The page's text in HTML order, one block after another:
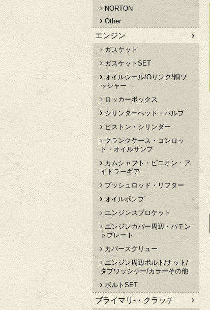
NORTON
Other
エンジン
ガスケット
ガスケットSET
オイルシール/Oリング/銅ワ
ッシャー
ロッカーボックス
シリンダーヘッド・バルブ
ピストン・シリンダー
クランクケース・コンロッ
ド・オイルサンプ
カムシャフト・ピニオン・ア
イドラーギア
プッシュロッド・リフター
オイルポンプ
エンジンスプロケット
エンジンカバー周辺・パテン
トプレート
カバースクリュー
エンジン周辺ボルト/ナット/
タブワッシャー/カラーその他
ボルトSET
プライマリ-・クラッチ